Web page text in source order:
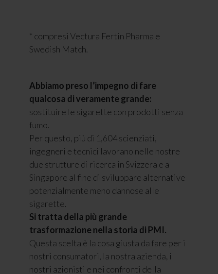
* compresi Vectura Fertin Pharma e
Swedish Match.
Abbiamo preso l’impegno di fare
qualcosa di veramente grande:
sostituire le sigarette con prodotti senza
fumo.
Per questo, più di 1,604 scienziati,
ingegneri e tecnici lavorano nelle nostre
due strutture di ricerca in Svizzera e a
Singapore al fine di sviluppare alternative
potenzialmente meno dannose alle
sigarette.
Si tratta della più grande
trasformazione nella storia di PMI.
Questa scelta è la cosa giusta da fare per i
nostri consumatori, la nostra azienda, i
nostri azionisti e nei confronti della